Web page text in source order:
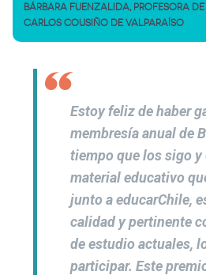
BÁRBARA FUENZALIDA, PROFESORA
CARLOS COUSIÑO DE VALPARAÍSO
Estoy feliz de haber
membresía anual de
tiempo que los sigo y
material educativo
junto aeducarChile,
calidad y pertinente
de estudio actuales,
participar. Este